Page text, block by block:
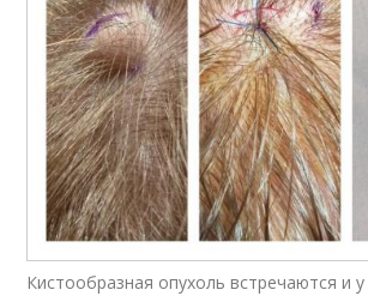
Кистообразная опухоль встречаются и